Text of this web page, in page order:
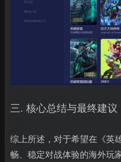
三. 核心总结与最终建议
综上所述，对于希望在《英
畅、稳定对战体验的海外玩